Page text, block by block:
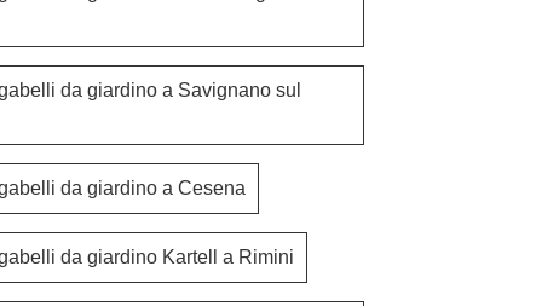
Mood Barstool Outdoor
da giardino a Savignano sul
da giardino a Cesena
da giardino Kartell a Rimini